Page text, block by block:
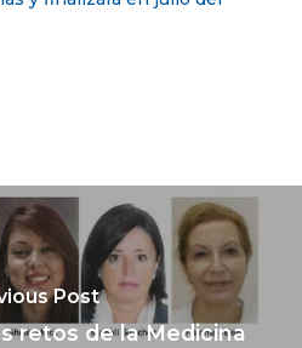
Post
retos de la Medicina